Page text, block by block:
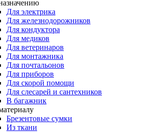
Для электрика
Для железнодорожников
Для кондуктора
Для медиков
Для ветеринаров
Для монтажника
Для почтальонов
Для приборов
Для скорой помощи
Для слесарей и сантехников
В багажник
Брезентовые сумки
Из ткани